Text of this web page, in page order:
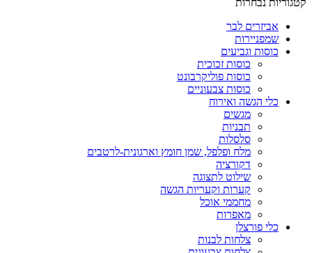
אביזרים לבר
שמפניירות
כוסות וגביעים
כוסות זכוכית
כוסות פוליקרבונט
כוסות צבעוניים
כלי הגשה ואירוח
מגשים
תבניות
סלסלות
מלח ופלפל, שמן חומץ וארגונית-לרטבים
דקורציה
שילוט לתצוגה
קערות וקעריות הגשה
מחממי אוכל
מאפרות
כלי פורצלן
צלחות לבנות